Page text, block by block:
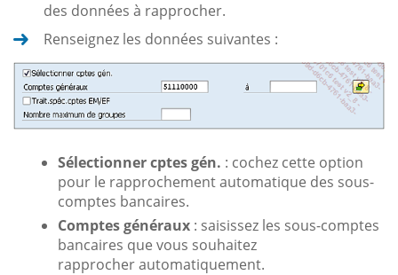
des données à rapprocher.
Renseignez les données suivantes :
Sélectionner cptes gén. : cochez cette option
pour le rapprochement automatique des sous-
comptes bancaires.
Comptes généraux : saisissez les sous-comptes
bancaires que vous souhaitez
rapprocher automatiquement.